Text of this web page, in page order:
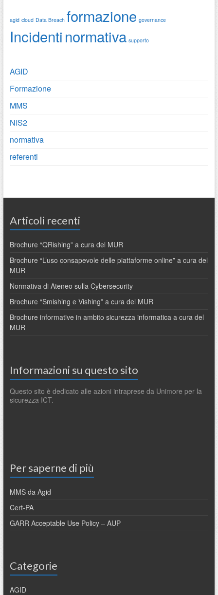
agid cloud Data Breach formazione governance
Incidentinormativa supporto
AGID
Formazione
MMS
NIS2
normativa
referenti
Articoli recenti
Brochure “QRishing” a cura del MUR
Brochure “L’uso consapevole delle piattaforme online” a cura del
MUR
Normativa di Ateneo sulla Cybersecurity
Brochure “Smishing e Vishing” a cura del MUR
Brochure informative in ambito sicurezza informatica a cura del
MUR
Informazioni su questo sito
Questo sito è dedicato alle azioni intraprese da Unimore per la
sicurezza ICT.
Per saperne di più
MMS da Agid
Cert-PA
GARR Acceptable Use Policy – AUP
Categorie
AGID